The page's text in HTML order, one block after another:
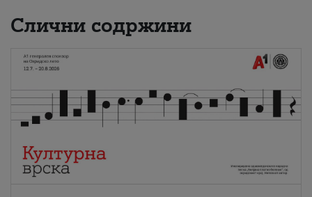
Слични содржини